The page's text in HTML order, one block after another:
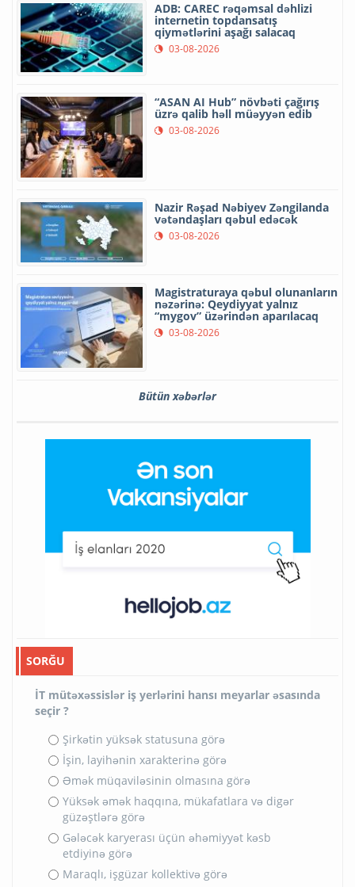
ADB: CAREC rəqəmsal dəhlizi
internetin topdansatış
qiymətlərini aşağı salacaq
03-08-2026
“ASAN AI Hub” növbəti çağırış
üzrə qalib həll müəyyən edib
03-08-2026
Nazir Rəşad Nəbiyev Zəngilanda
vətəndaşları qəbul edəcək
03-08-2026
Magistraturaya qəbul olunanların
nəzərinə: Qeydiyyat yalnız
“mygov” üzərindən aparılacaq
03-08-2026
Bütün xəbərlər
SORĞU
İT mütəxəssislər iş yerlərini hansı meyarlar əsasında
seçir ?
Şirkətin yüksək statusuna görə
İşin, layihənin xarakterinə görə
Əmək müqaviləsinin olmasına görə
Yüksək əmək haqqına, mükafatlara və digər
güzəştlərə görə
Gələcək karyerası üçün əhəmiyyət kəsb
etdiyinə görə
Maraqlı, işgüzar kollektivə görə